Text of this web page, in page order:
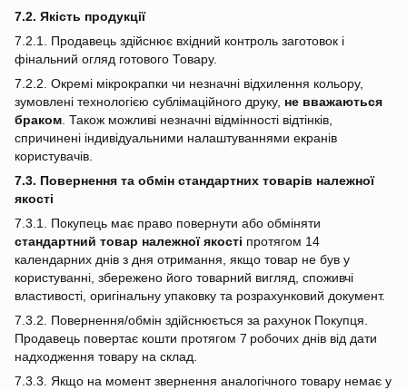
7.2. Якість продукції
7.2.1. Продавець здійснює вхідний контроль заготовок і
фінальний огляд готового Товару.
7.2.2. Окремі мікрокрапки чи незначні відхилення кольору,
зумовлені технологією сублімаційного друку, не вважаються
браком . Також можливі незначні відмінності відтінків,
спричинені індивідуальними налаштуваннями екранів
користувачів.
7.3. Повернення та обмін стандартних товарів належної
якості
7.3.1. Покупець має право повернути або обміняти
стандартний товар належної якості протягом 14
календарних днів з дня отримання, якщо товар не був у
користуванні, збережено його товарний вигляд, споживчі
властивості, оригінальну упаковку та розрахунковий документ.
7.3.2. Повернення/обмін здійснюється за рахунок Покупця.
Продавець повертає кошти протягом 7 робочих днів від дати
надходження товару на склад.
7.3.3. Якщо на момент звернення аналогічного товару немає у